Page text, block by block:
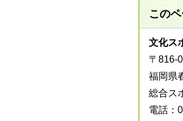
この
文化ス
〒816-
福岡県
総合ス
電話：